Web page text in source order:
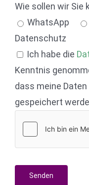
Wie sollen wir Sie
WhatsApp
Datenschutz
Ich habe die
Kenntnis
dass meine
gespeichert